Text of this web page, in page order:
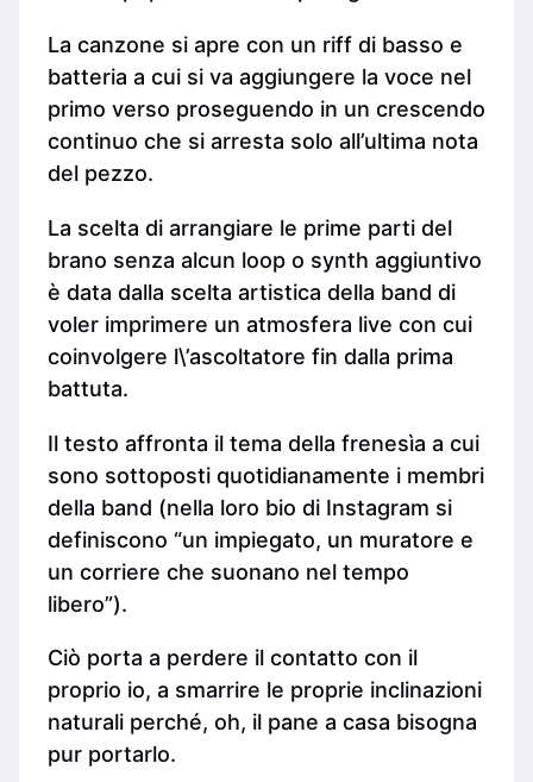
La canzone si apre con un riff di basso e
batteria a cui si va aggiungere la voce nel
primo verso proseguendo in un crescendo
continuo che si arresta solo all’ultima nota
del pezzo.
La scelta di arrangiare le prime parti del
brano senza alcun loop o synth aggiuntivo
è data dalla scelta artistica della band di
voler imprimere un atmosfera live con cui
coinvolgere l\’ascoltatore fin dalla prima
battuta.
Il testo affronta il tema della frenesìa a cui
sono sottoposti quotidianamente i membri
della band (nella loro bio di Instagram si
definiscono “un impiegato, un muratore e
un corriere che suonano nel tempo
libero”).
Ciò porta a perdere il contatto con il
proprio io, a smarrire le proprie inclinazioni
naturali perché, oh, il pane a casa bisogna
pur portarlo.